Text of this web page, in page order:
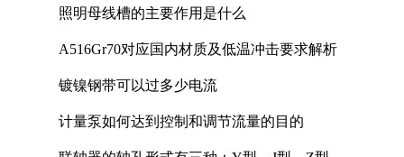
照明母线槽的主要作用是什么
A516Gr70对应国内材质及低温冲击要求解析
镀镍钢带可以过多少电流
计量泵如何达到控制和调节流量的目的